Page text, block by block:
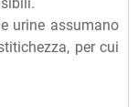
urine assumano
per cui